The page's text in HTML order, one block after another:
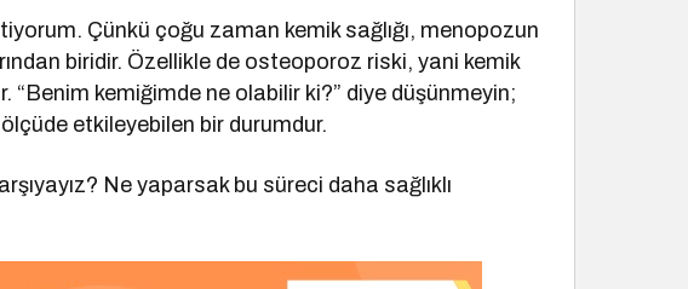
Çünkü çoğu zaman kemik sağlığı, menopozun
biridir. Özellikle de osteoporoz riski, yani kemik
kemiğimde ne olabilir ki?” diye düşünmeyin;
etkileyebilen bir durumdur.
Ne yaparsak bu süreci daha sağlıklı